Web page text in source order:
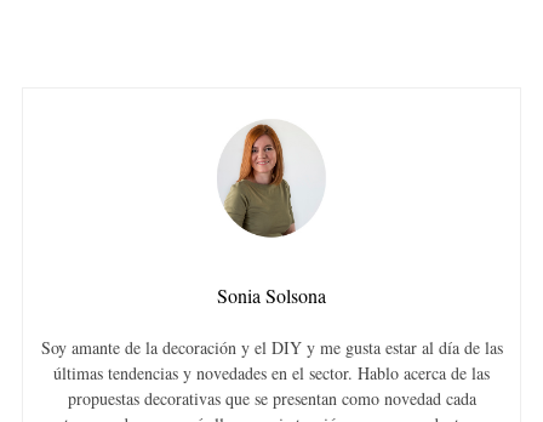
Sonia Solsona
Soy amante de la decoración y el DIY y me gusta estar al día de las
últimas tendencias y novedades en el sector. Hablo acerca de las
propuestas decorativas que se presentan como novedad cada